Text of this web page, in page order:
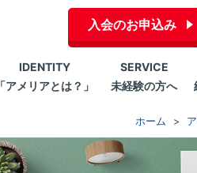
入会のお申込み
IDENTITY
「アメリアとは？」
SERVICE
未経験の方へ
ホーム